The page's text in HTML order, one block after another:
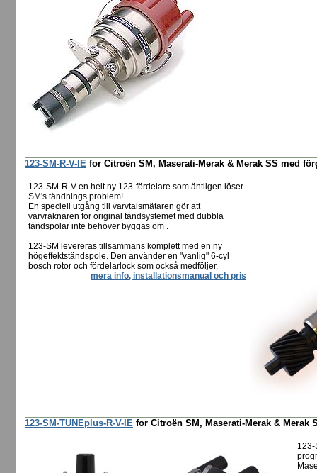
123-SM-R-V-IE for Citroën SM, Maserati-Merak & Merak SS med
123-SM-R-V en helt ny 123-fördelare som äntligen löser
SM's tändnings problem!
En speciell utgång till varvtalsmätaren gör att
varvräknaren för original tändsystemet med dubbla
tändspolar inte behöver byggas om .
123-SM levereras tillsammans komplett med en ny
högeffektständspole. Den använder en "vanlig" 6-cyl
bosch rotor och fördelarlock som också medföljer.
mera info, installationsmanual och pris
123-SM-TUNEplus-R-V-IE for Citroën SM, Maserati-Merak & Merak
123-